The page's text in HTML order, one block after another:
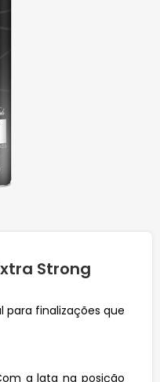
Strong
para finalizações que
Com a lata na posição